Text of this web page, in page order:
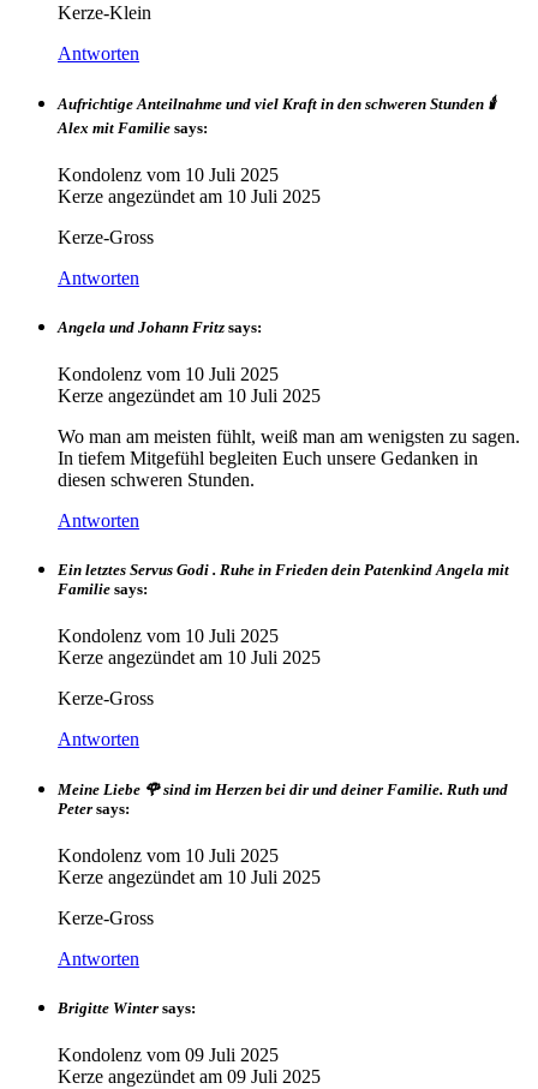
Kerze-Klein
Antworten
Aufrichtige Anteilnahme und viel Kraft in den schweren Stunden 🕯️
Alex mit Familie says:
Kondolenz vom 10 Juli 2025
Kerze angezündet am 10 Juli 2025
Kerze-Gross
Antworten
Angela und Johann Fritz says:
Kondolenz vom 10 Juli 2025
Kerze angezündet am 10 Juli 2025
Wo man am meisten fühlt, weiß man am wenigsten zu sagen.
In tiefem Mitgefühl begleiten Euch unsere Gedanken in
diesen schweren Stunden.
Antworten
Ein letztes Servus Godi . Ruhe in Frieden dein Patenkind Angela mit
Familie says:
Kondolenz vom 10 Juli 2025
Kerze angezündet am 10 Juli 2025
Kerze-Gross
Antworten
Meine Liebe 🌹 sind im Herzen bei dir und deiner Familie. Ruth und
Peter says:
Kondolenz vom 10 Juli 2025
Kerze angezündet am 10 Juli 2025
Kerze-Gross
Antworten
Brigitte Winter says:
Kondolenz vom 09 Juli 2025
Kerze angezündet am 09 Juli 2025